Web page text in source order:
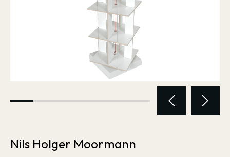
Nils Holger Moormann